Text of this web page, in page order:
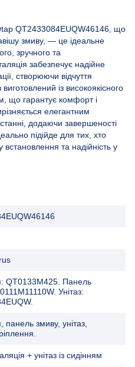
QT2433084EUQW46146, що
змиву, — це ідеальне
зручного та
забезпечує надійне
створюючи відчуття
із високоякісного
що гарантує комфорт і
елегантним
додаючи завершеності
підійде для тих, хто
та надійність у
QT0133M425. Панель
Унітаз:
панель змиву, унітаз,
+ унітаз із сидінням